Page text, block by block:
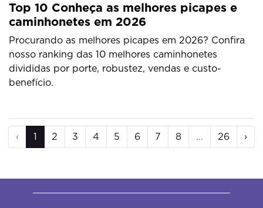
Top 10 Conheça as melhores picapes e
caminhonetes em 2026
Procurando as melhores picapes em 2026? Confira
nosso ranking das 10 melhores caminhonetes
divididas por porte, robustez, vendas e custo-
benefício.
‹ 1 2 3 4 5 6 7 8 ... 26 ›